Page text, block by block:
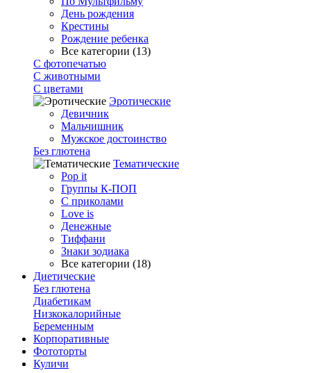
День рождения
Крестины
Рождение ребенка
Все категории (13)
С фотопечатью
C животными
С цветами
Эротические
Девичник
Мальчишник
Мужское достоинство
Без глютена
Тематические
Pop it
Группы К-ПОП
С приколами
Love is
Денежные
Тиффани
Знаки зодиака
Все категории (18)
Диетические
Без глютена
Диабетикам
Низкокалорийные
Беременным
Корпоративные
Фототорты
Куличи